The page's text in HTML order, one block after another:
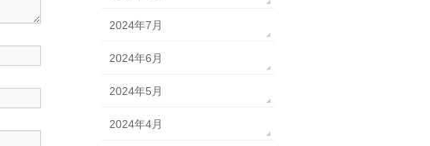
2024年7月
2024年6月
2024年5月
2024年4月